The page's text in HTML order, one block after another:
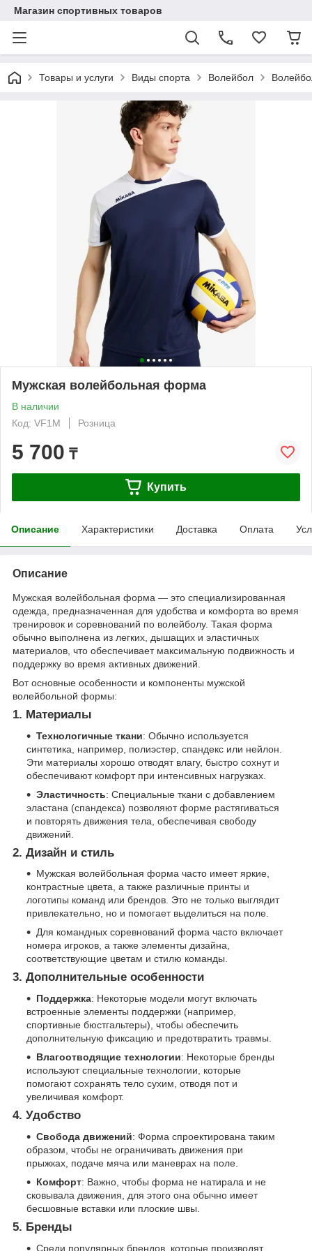
Магазин спортивных товаров
Товары и услуги Виды спорта Волейбол
Мужская волейбольная форма
В наличии
Код: VF1M
Розница
5 700 ₸
Купить
Описание Характеристики Доставка Оплата
Описание
Мужская волейбольная форма — это специализированная
одежда, предназначенная для удобства и комфорта во время
тренировок и соревнований по волейболу. Такая форма
обычно выполнена из легких, дышащих и эластичных
материалов, что обеспечивает максимальную подвижность и
поддержку во время активных движений.
Вот основные особенности и компоненты мужской
волейбольной формы:
1. Материалы
Технологичные ткани: Обычно используется
синтетика, например, полиэстер, спандекс или нейлон.
Эти материалы хорошо отводят влагу, быстро сохнут и
обеспечивают комфорт при интенсивных нагрузках.
Эластичность: Специальные ткани с добавлением
эластана (спандекса) позволяют форме растягиваться
и повторять движения тела, обеспечивая свободу
движений.
2. Дизайн и стиль
Мужская волейбольная форма часто имеет яркие,
контрастные цвета, а также различные принты и
логотипы команд или брендов. Это не только выглядит
привлекательно, но и помогает выделиться на поле.
Для командных соревнований форма часто включает
номера игроков, а также элементы дизайна,
соответствующие цветам и стилю команды.
3. Дополнительные особенности
Поддержка: Некоторые модели могут включать
встроенные элементы поддержки (например,
спортивные бюстгальтеры), чтобы обеспечить
дополнительную фиксацию и предотвратить травмы.
Влагоотводящие технологии: Некоторые бренды
используют специальные технологии, которые
помогают сохранять тело сухим, отводя пот и
увеличивая комфорт.
4. Удобство
Свобода движений: Форма спроектирована таким
образом, чтобы не ограничивать движения при
прыжках, подаче мяча или маневрах на поле.
Комфорт: Важно, чтобы форма не натирала и не
сковывала движения, для этого она обычно имеет
бесшовные вставки или плоские швы.
5. Бренды
Среди популярных брендов, которые производят